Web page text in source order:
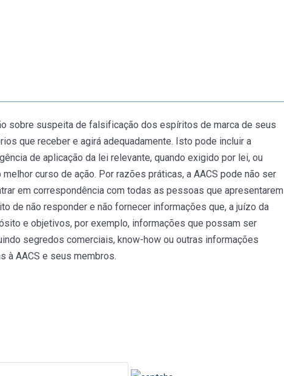
sobre suspeita de falsificação dos espíritos de marca de seus
que receber e agirá adequadamente. Isto pode incluir a
de aplicação da lei relevante, quando exigido por lei, ou
curso de ação. Por razões práticas, a AACS pode não ser
em correspondência com todas as pessoas que apresentarem
de não responder e não fornecer informações que, a juízo da
e objetivos, por exemplo, informações que possam ser
segredos comerciais, know-how ou outras informações
à AACS e seus membros.